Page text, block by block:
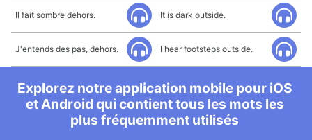
Il fait sombre dehors. It is dark outside.
J'entends des pas, dehors. I hear footsteps outside.
Explorez notre application mobile pour iOS
et Android qui contient tous les mots les
plus fréquemment utilisés